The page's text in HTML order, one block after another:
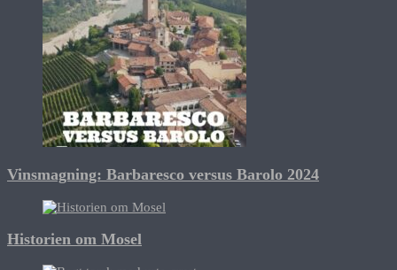
Vinsmagning: Barbaresco versus Barolo 2024
Historien om Mosel